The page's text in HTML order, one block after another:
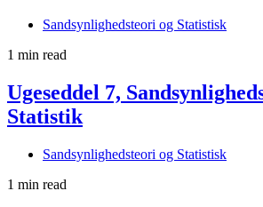
Sandsynlighedsteori og Statistisk
1 min read
Ugeseddel 7,
Statistik
Sandsynlighedsteori og Statistisk
1 min read